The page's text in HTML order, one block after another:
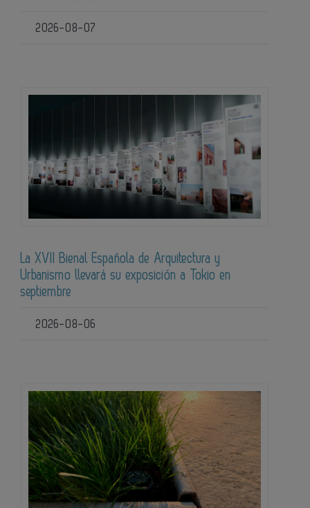
2026-08-07
La XVII Bienal Española de Arquitectura y
Urbanismo llevará su exposición a Tokio en
septiembre
2026-08-06